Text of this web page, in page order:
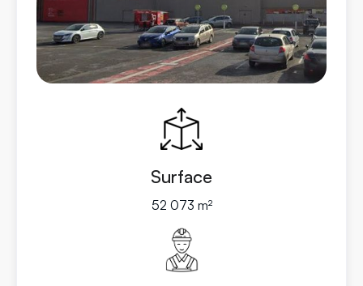
Surface
52 073 m²